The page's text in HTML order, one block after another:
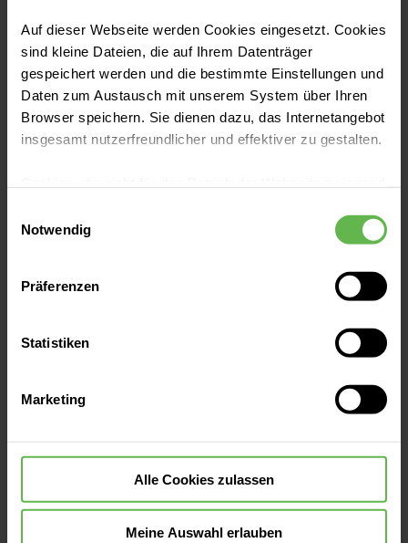
Auf dieser Webseite werden Cookies eingesetzt. Cookies
sind kleine Dateien, die auf Ihrem Datenträger
gespeichert werden und die bestimmte Einstellungen und
Daten zum Austausch mit unserem System über Ihren
Browser speichern. Sie dienen dazu, das Internetangebot
insgesamt nutzerfreundlicher und effektiver zu gestalten.
eingesetzt werden.
Es steht Ihnen frei, unsere Seite mit nur den notwendigen
Cookies zu benutzen, eine individuelle Auswahl
oder durch Auswahl von „Alle Cookies akzeptieren“ in die
widerrufen.
Notwendig
Präferenzen
Statistiken
Marketing
Alle Cookies zulassen
Meine Auswahl erlauben
Kreißsäle.
14.09.2026 - 14.09.2026| 18:00 - 19:00 Uhr
Jeweils 18 Uhr - Treffpunkt Klinikeingang /
Rezeption
Kreißsaal der Helios Klinik Jerichower Land
OCT
2026
Führungen
In den Kreißsaalführungen in der Helios Klinik
Jerichower Land bekommen Interessierte die